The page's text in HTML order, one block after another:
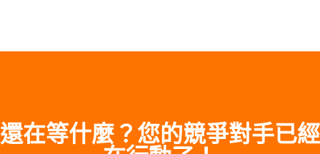
還在等什麼？您的競爭對手已經